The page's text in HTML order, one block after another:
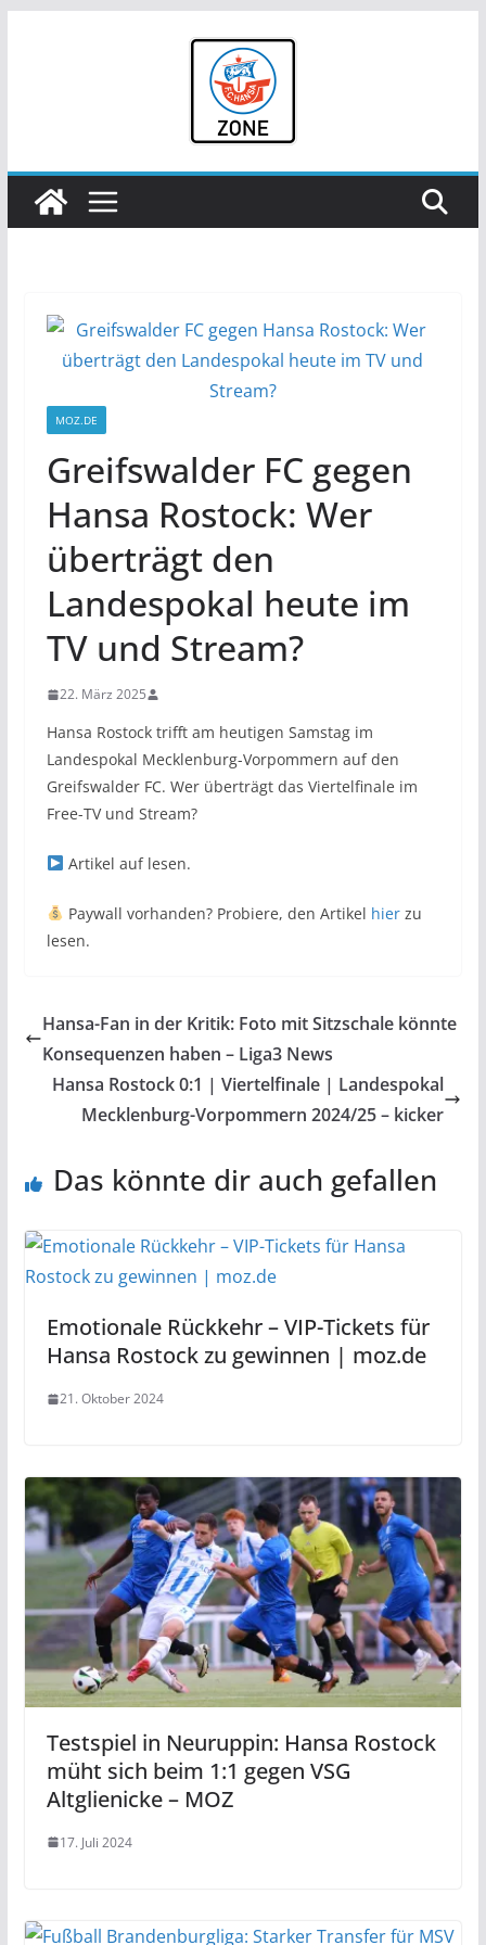
MOZ.DE
Greifswalder FC gegen
Hansa Rostock: Wer
überträgt den
Landespokal heute im
TV und Stream?
22. März 2025
Hansa Rostock trifft am heutigen Samstag im
Landespokal Mecklenburg-Vorpommern auf den
Greifswalder FC. Wer überträgt das Viertelfinale im
Free-TV und Stream?
Artikel auf lesen.
Paywall vorhanden? Probiere, den Artikel hierzu
lesen.
Hansa-Fan in der Kritik: Foto mit Sitzschale könnte
Konsequenzen haben – Liga3 News
Hansa Rostock 0:1 | Viertelfinale | Landespokal
Mecklenburg-Vorpommern 2024/25 – kicker
Das könnte dir auch gefallen
Emotionale Rückkehr – VIP-Tickets für
Hansa Rostock zu gewinnen | moz.de
21. Oktober 2024
Testspiel in Neuruppin: Hansa Rostock
müht sich beim 1:1 gegen VSG
Altglienicke – MOZ
17. Juli 2024